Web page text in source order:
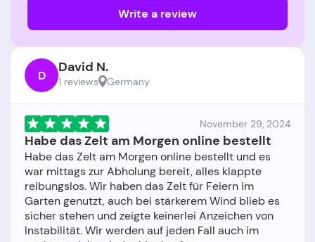
Write a review
D David N.
1 reviews Germany
November 29, 2024
Habe das Zelt am Morgen online bestellt
Habe das Zelt am Morgen online bestellt und es
war mittags zur Abholung bereit, alles klappte
reibungslos. Wir haben das Zelt für Feiern im
Garten genutzt, auch bei stärkerem Wind blieb es
sicher stehen und zeigte keinerlei Anzeichen von
Instabilität. Wir werden auf jeden Fall auch im